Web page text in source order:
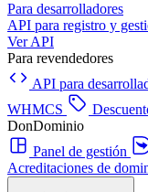
Para desarrolladores
API para registro y
Ver API
Para revendedores
API para
WHMCS
DonDominio
Panel de gestión
Acreditaciones de